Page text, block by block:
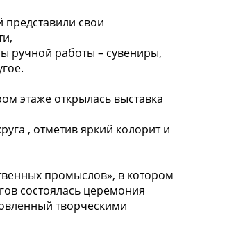
свои
ручной работы – сувениры,
этаже открылась выставка
, отметив яркий колорит и
промыслов», в котором
состоялась церемония
творческими